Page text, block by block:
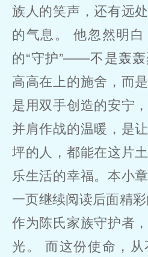
族人的笑声，还有远
的气息。 他忽然明
的“守护”——不是轰
高高在上的施舍，而
是用双手创造的安宁
并肩作战的温暖，是
坪的人，都能在这片
乐生活的幸福。本小
一页继续阅读后面精
作为陈氏家族守护者
光。 而这份使命，